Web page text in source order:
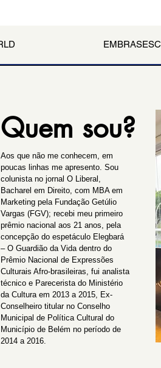
EMBRASESC
Quem sou?
Aos que não me conhecem, em
poucas linhas me apresento. Sou
colunista no jornal O Liberal,
Bacharel em Direito, com MBA em
Marketing pela Fundação Getúlio
Vargas (FGV); recebi meu primeiro
prêmio nacional aos 21 anos, pela
concepção do espetáculo Elegbará
– O Guardião da Vida dentro do
Prêmio Nacional de Expressões
Culturais Afro-brasileiras, fui analista
técnico e Parecerista do Ministério
da Cultura em 2013 a 2015, Ex-
Conselheiro titular no Conselho
Municipal de Política Cultural do
Município de Belém no período de
2014 a 2016.